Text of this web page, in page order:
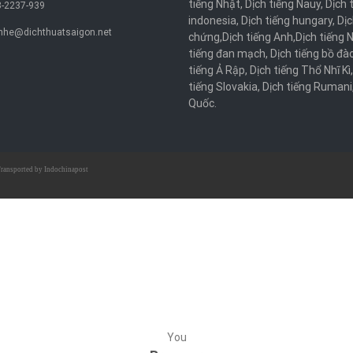
2237-939 tiếng Nhật, Dịch tiếng Nauy, Dịch
indonesia, Dịch tiếng hungary,
chứng,Dịch tiếng Anh,Dịch tiếng
tiếng đan mạch, Dịch tiếng bồ
tiếng Ả Rập, Dịch tiếng Thổ Nhĩ Kì
tiếng Slovakia, Dịch tiếng Rumani
Quốc
by Indochinapost
You